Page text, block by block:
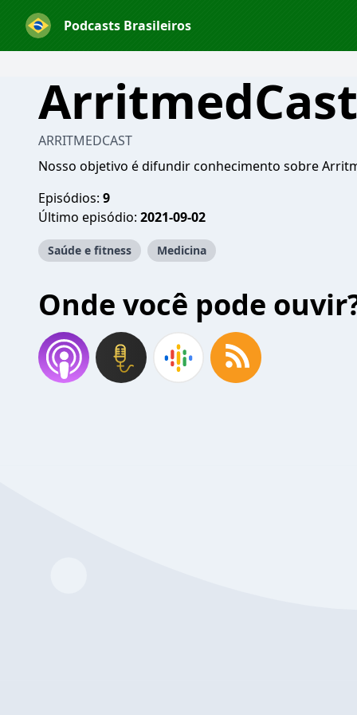
Podcasts Brasileiros
ArritmedCast
ARRITMEDCAST
Nosso objetivo é difundir conhecimento sobre
Episódios: 9
Último episódio: 2021-09-02
Saúde e fitness Medicina
Onde você pode